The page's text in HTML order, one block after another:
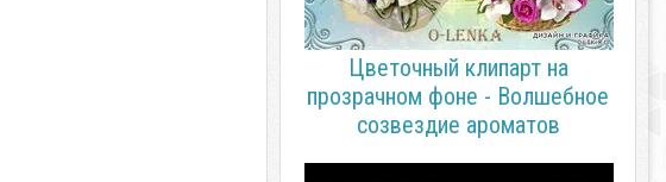
Цветочный клипарт на
прозрачном фоне - Волшебное
созвездие ароматов